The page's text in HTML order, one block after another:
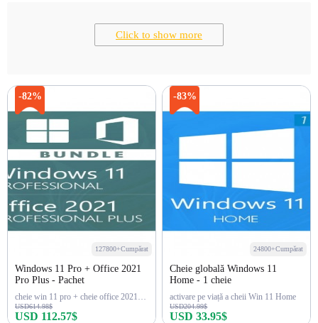
Click to show more
-82%
127800+Cumpărat
Windows 11 Pro + Office 2021
Pro Plus - Pachet
cheie win 11 pro + cheie office 2021 pro
USD614.98$
USD 112.57$
-83%
24800+Cumpărat
Cheie globală Windows 11
Home - 1 cheie
activare pe viață a cheii Win 11 Home
USD204.99$
USD 33.95$